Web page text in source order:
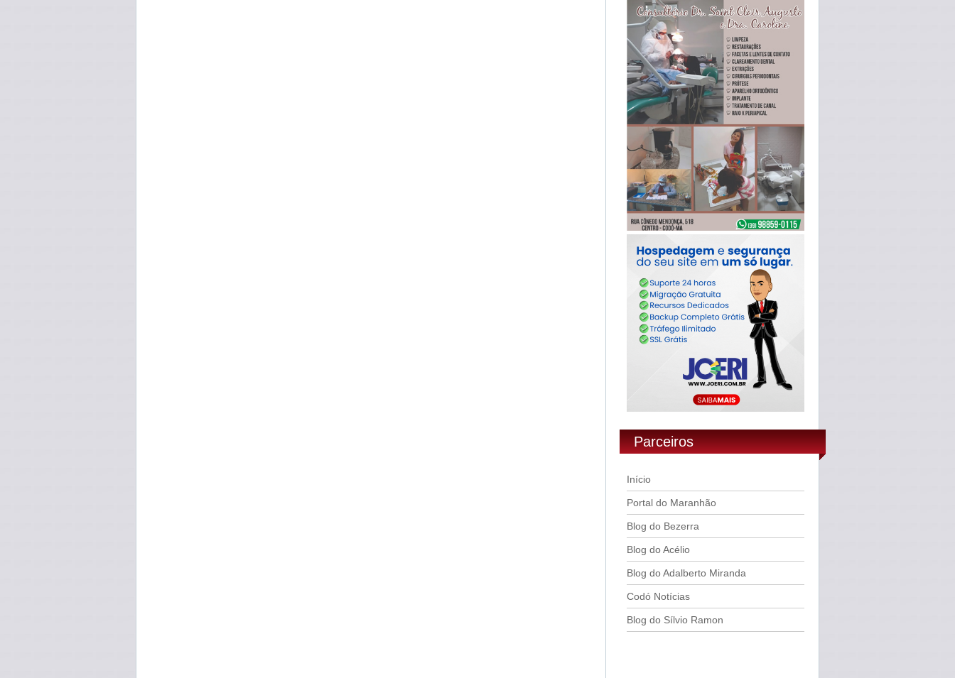
Parceiros
Início
Portal do Maranhão
Blog do Bezerra
Blog do Acélio
Blog do Adalberto Miranda
Codó Notícias
Blog do Sílvio Ramon